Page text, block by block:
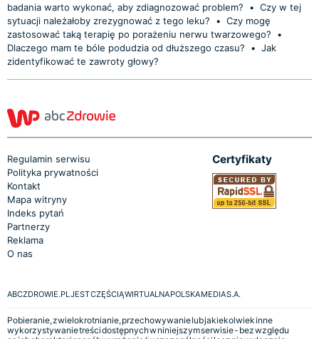
badania warto wykonać, aby zdiagnozować problem?
• Czy w tej
sytuacji należałoby zrezygnować z tego leku?
• Czy mogę
zastosować taką terapię po porażeniu nerwu twarzowego?
•
Dlaczego mam te bóle podudzia od dłuższego czasu?
• Jak
zidentyfikować te zawroty głowy?
Regulamin serwisu
Polityka prywatności
Kontakt
Mapa witryny
Indeks pytań
Partnerzy
Reklama
O nas
Certyfikaty
ABCZDROWIE.PL JEST CZĘŚCIĄ WIRTUALNA POLSKA MEDIA S.A.
Pobieranie, zwielokrotnianie, przechowywanie lub jakiekolwiek inne
wykorzystywanie treści dostępnych w niniejszym serwisie - bez względu